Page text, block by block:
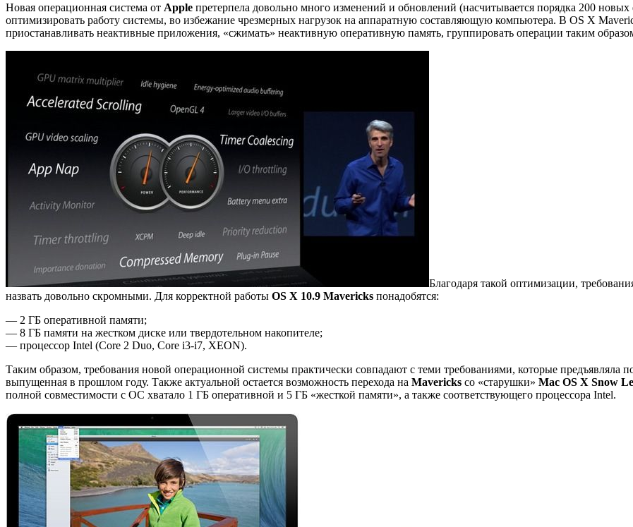
Новая операционная система от Apple претерпела довольно много изменений и обновлений (насчитывается порядка 200
оптимизировать работу системы, во избежание чрезмерных нагрузок на аппаратную составляющую компьютера. В OS X
приостанавливать неактивные приложения, «сжимать» неактивную оперативную память, группировать операции таким
Благодаря такой оптимизации,
назвать довольно скромными. Для корректной работы OS X 10.9 Mavericks понадобятся:
— 2 ГБ оперативной памяти;
— 8 ГБ памяти на жестком диске или твердотельном накопителе;
— процессор Intel (Core 2 Duo, Core i3-i7, XEON).
Таким образом, требования новой операционной системы практически совпадают с теми требованиями, которые предъявляла
выпущенная в прошлом году. Также актуальной остается возможность перехода на Mavericks со «старушки» Mac OS X Snow
полной совместимости с ОС хватало 1 ГБ оперативной и 5 ГБ «жесткой памяти», а также соответствующего процессора Intel.